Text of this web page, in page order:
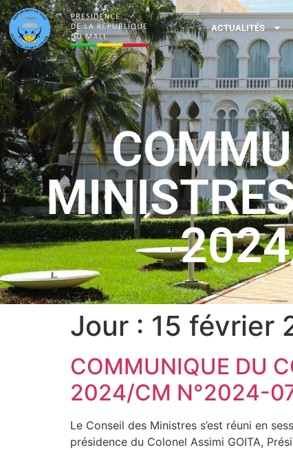
ACTUALITÉS
Jour : 15 février
COMMUNIQUE DU
2024/CM N°2024-
Le Conseil des Ministres s’est réuni en
présidence du Colonel Assimi GOITA,